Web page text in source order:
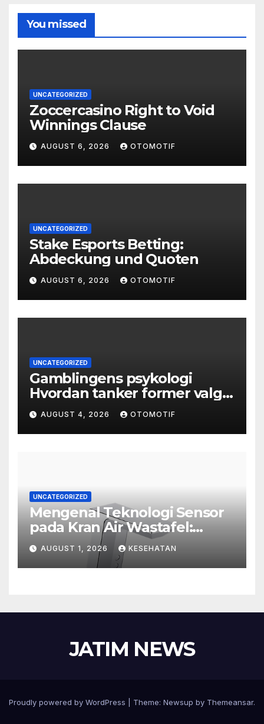
You missed
UNCATEGORIZED
Zoccercasino Right to Void
Winnings Clause
AUGUST 6, 2026 OTOMOTIF
UNCATEGORIZED
Stake Esports Betting:
Abdeckung und Quoten
AUGUST 6, 2026 OTOMOTIF
UNCATEGORIZED
Gamblingens psykologi
Hvordan tanker former valg
og atferd
AUGUST 4, 2026 OTOMOTIF
UNCATEGORIZED
Mengenal Teknologi Sensor
pada Kran Air Wastafel:
Mewah, Cerdas, dan Higienis
AUGUST 1, 2026 KESEHATAN
JATIM NEWS
Proudly powered by WordPress Theme: Newsup by Themeansar.